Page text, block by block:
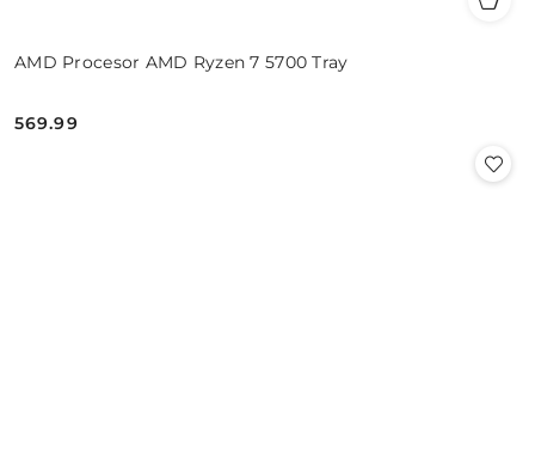
AMD Procesor AMD Ryzen 7 5700 Tray
Cena:
569.99